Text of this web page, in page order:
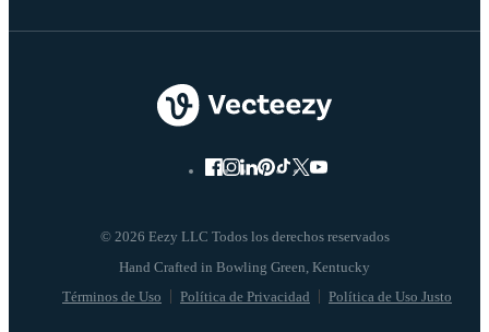
© 2026 Eezy LLC Todos los derechos reservados
Términos de Uso Política de Privacidad Política de Uso Justo